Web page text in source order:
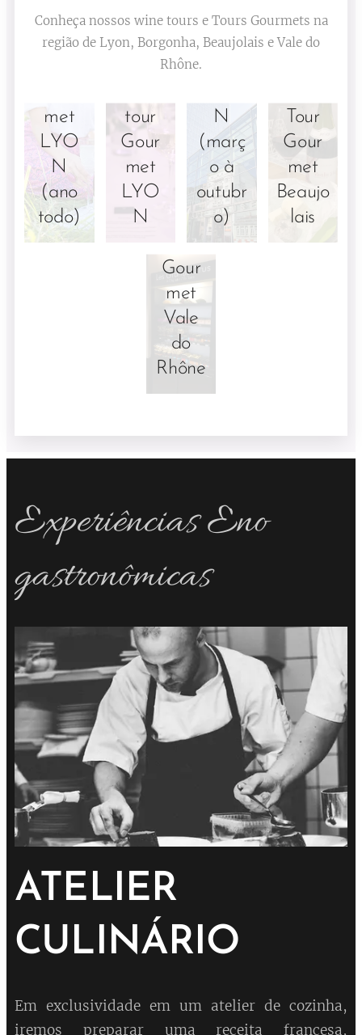
Conheça nossos wine tours e Tours Gourmets na
região de Lyon, Borgonha, Beaujolais e Vale do
Rhône.
met
LYO
N
(ano
todo)
tour
Gour
met
LYO
N
Tour
Gour
N
(març
o à
outubr
o)
Tour
Gour
met
Beaujo
lais
Tour
Gour
met
Vale
do
Rhône
Experiências Eno
gastronômicas
ATELIER
CULINÁRIO
Em exclusividade em um atelier de cozinha,
iremos preparar uma receita francesa,